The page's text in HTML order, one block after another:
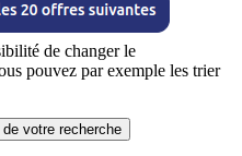
de changer le
pouvez par exemple les trier
votre recherche